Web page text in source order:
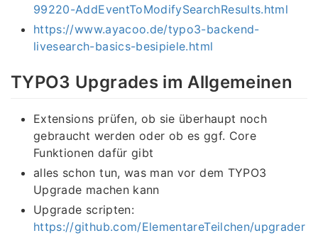
99220-AddEventToModifySearchResults.html
https://www.ayacoo.de/typo3-backend-
livesearch-basics-besipiele.html
TYPO3 Upgrades im Allgemeinen
Extensions prüfen, ob sie überhaupt noch
gebraucht werden oder ob es ggf. Core
Funktionen dafür gibt
alles schon tun, was man vor dem TYPO3
Upgrade machen kann
Upgrade scripten:
https://github.com/ElementareTeilchen/upgrader